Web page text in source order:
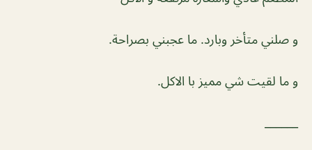
و صلني متأخر وبارد. ما عجبني بصراحة.
و ما لقيت شي مميز با الاكل.